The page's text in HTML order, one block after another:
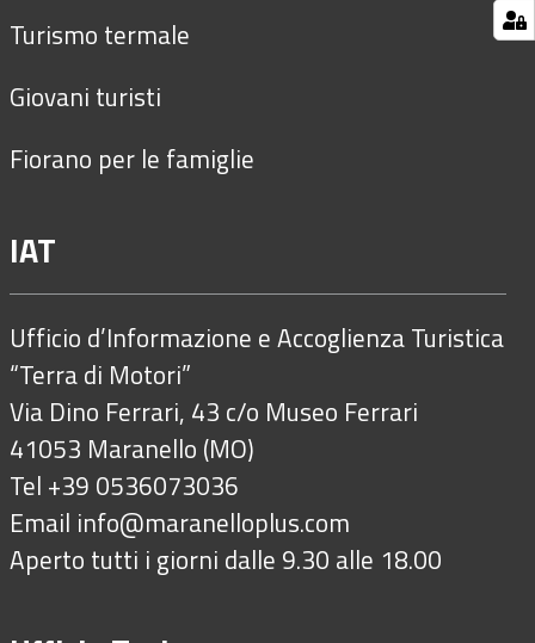
Turismo termale
Giovani turisti
Fiorano per le famiglie
IAT
Ufficio d’Informazione e Accoglienza Turistica
“Terra di Motori”
Via Dino Ferrari, 43 c/o Museo Ferrari
41053 Maranello (MO)
Tel +39 0536073036
Email info@maranelloplus.com
Aperto tutti i giorni dalle 9.30 alle 18.00